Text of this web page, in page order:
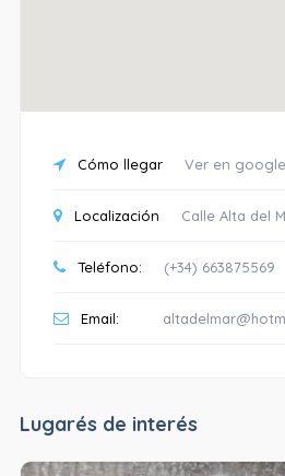
Cómo llegar Ver en
Localización Calle Alta del
Teléfono: (+34) 663875569
Email:
Lugarés de interés